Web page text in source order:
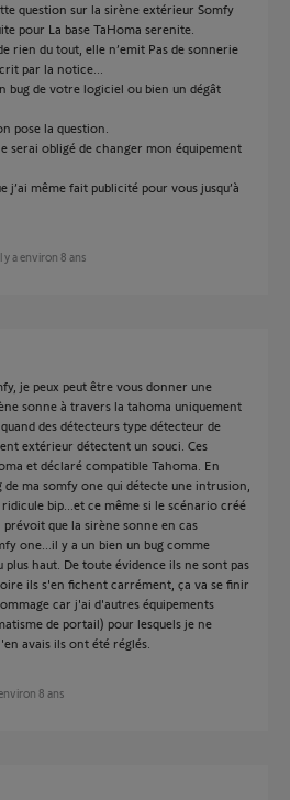
question sur la sirène extérieur Somfy
pour La base TaHoma serenite.
rien du tout, elle n’emit Pas de sonnerie
par la notice...
bug de votre logiciel ou bien un dégât
pose la question.
serai obligé de changer mon équipement
j’ai même fait publicité pour vous jusqu’à
il y a environ 8 ans
je peux peut être vous donner une
sonne à travers la tahoma uniquement
des détecteurs type détecteur de
extérieur détectent un souci. Ces
et déclaré compatible Tahoma. En
ma somfy one qui détecte une intrusion,
bip...et ce même si le scénario créé
que la sirène sonne en cas
one...il y a un bien un bug comme
haut. De toute évidence ils ne sont pas
ils s'en fichent carrément, ça va se finir
car j'ai d'autres équipements
de portail) pour lesquels je ne
avais ils ont été réglés.
8 ans